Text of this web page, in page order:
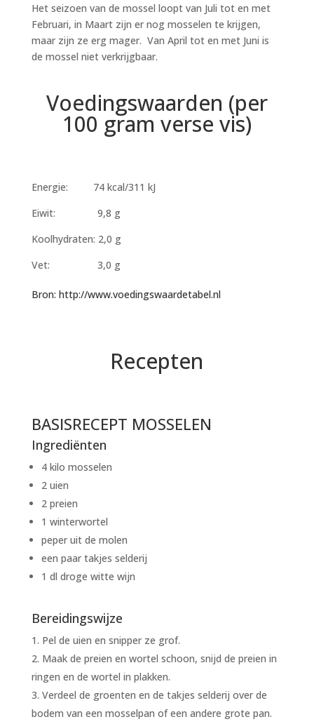
Het seizoen van de mossel loopt van Juli tot en met
Februari, in Maart zijn er nog mosselen te krijgen,
maar zijn ze erg mager. Van April tot en met Juni is
de mossel niet verkrijgbaar.
Voedingswaarden (per
100 gram verse vis)
Energie: 74 kcal/311 kJ
Eiwit: 9,8 g
Koolhydraten: 2,0 g
Vet: 3,0 g
Bron: http://www.voedingswaardetabel.nl
Recepten
BASISRECEPT MOSSELEN
Ingrediënten
4 kilo mosselen
2 uien
2 preien
1 winterwortel
peper uit de molen
een paar takjes selderij
1 dl droge witte wijn
Bereidingswijze
Pel de uien en snipper ze grof.
Maak de preien en wortel schoon, snijd de preien in
ringen en de wortel in plakken.
Verdeel de groenten en de takjes selderij over de
bodem van een mosselpan of een andere grote pan.